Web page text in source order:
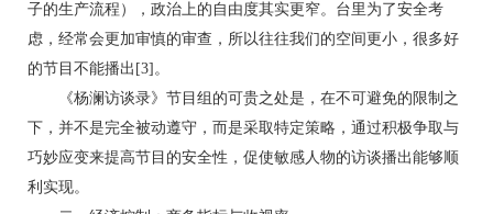
子的生产流程），政治上的自由度其实更窄。台里为了安全考
虑，经常会更加审慎的审查，所以往往我们的空间更小，很多好
的节目不能播出[3]。
《杨澜访谈录》节目组的可贵之处是，在不可避免的限制之
下，并不是完全被动遵守，而是采取特定策略，通过积极争取与
巧妙应变来提高节目的安全性，促使敏感人物的访谈播出能够顺
利实现。